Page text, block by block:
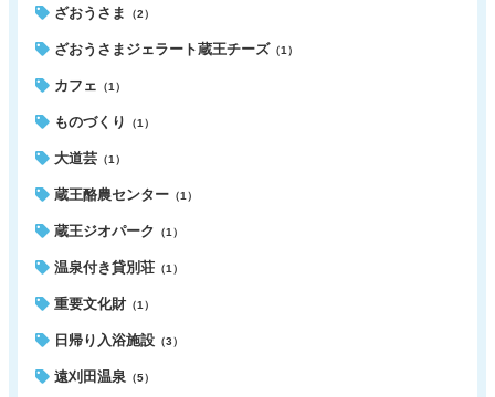
ざおうさま （2）
ざおうさまジェラート蔵王チーズ （1）
カフェ （1）
ものづくり （1）
大道芸 （1）
蔵王酪農センター （1）
蔵王ジオパーク （1）
温泉付き貸別荘 （1）
重要文化財（1）
日帰り入浴施設 （3）
遠刈田温泉 （5）